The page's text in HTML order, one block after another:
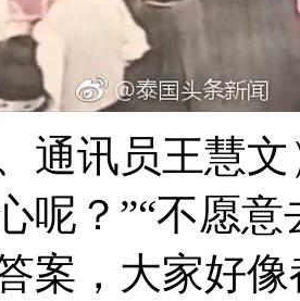
通讯员王慧
呢？”“不愿
案，大家好